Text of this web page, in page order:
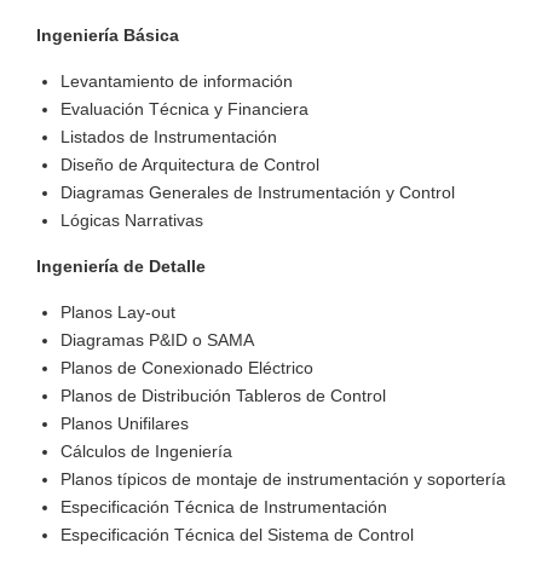
Ingeniería Básica
Levantamiento de información
Evaluación Técnica y Financiera
Listados de Instrumentación
Diseño de Arquitectura de Control
Diagramas Generales de Instrumentación y Control
Lógicas Narrativas
Ingeniería de Detalle
Planos Lay-out
Diagramas P&ID o SAMA
Planos de Conexionado Eléctrico
Planos de Distribución Tableros de Control
Planos Unifilares
Cálculos de Ingeniería
Planos típicos de montaje de instrumentación y soportería
Especificación Técnica de Instrumentación
Especificación Técnica del Sistema de Control